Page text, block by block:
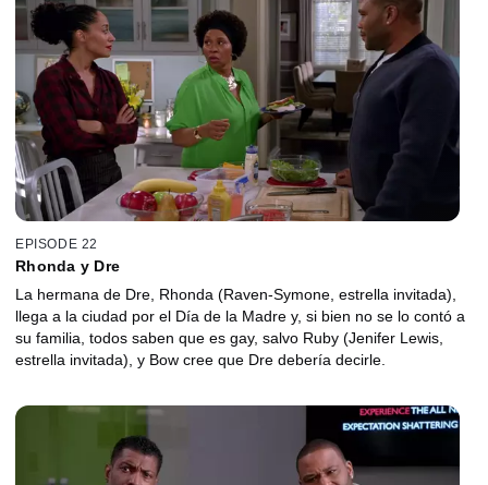
EPISODE 22
Rhonda y Dre
La hermana de Dre, Rhonda (Raven-Symone, estrella invitada),
llega a la ciudad por el Día de la Madre y, si bien no se lo contó a
su familia, todos saben que es gay, salvo Ruby (Jenifer Lewis,
estrella invitada), y Bow cree que Dre debería decirle.